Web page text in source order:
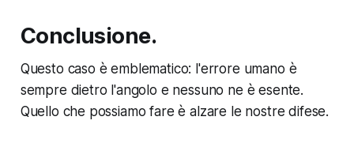
Conclusione.
Questo caso è emblematico: l'errore umano è
sempre dietro l'angolo e nessuno ne è esente.
Quello che possiamo fare è alzare le nostre difese.